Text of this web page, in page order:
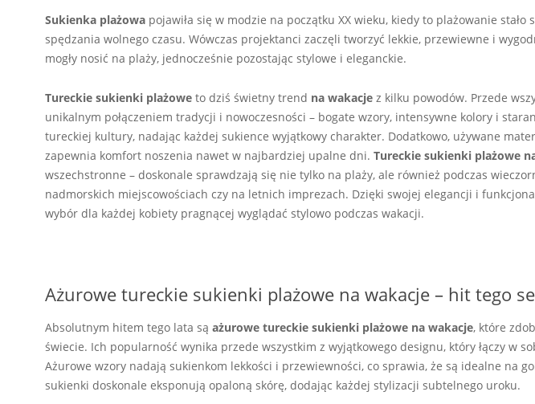
Sukienka plażowa pojawiła się w modzie na początku XX wieku, kiedy to plażowanie
spędzania wolnego czasu. Wówczas projektanci zaczęli tworzyć lekkie, przewiewne i
mogły nosić na plaży, jednocześnie pozostając stylowe i eleganckie.
Tureckie sukienki plażowe to dziś świetny trend na wakacje z kilku powodów. Przede
unikalnym połączeniem tradycji i nowoczesności – bogate wzory, intensywne kolory i
tureckiej kultury, nadając każdej sukience wyjątkowy charakter. Dodatkowo, używane
zapewnia komfort noszenia nawet w najbardziej upalne dni. Tureckie sukienki plażowe
wszechstronne – doskonale sprawdzają się nie tylko na plaży, ale również podczas
nadmorskich miejscowościach czy na letnich imprezach. Dzięki swojej elegancji i
wybór dla każdej kobiety pragnącej wyglądać stylowo podczas wakacji.
Ażurowe tureckie sukienki plażowe na wakacje – hit tego
Absolutnym hitem tego lata są ażurowe tureckie sukienki plażowe na wakacje, które
świecie. Ich popularność wynika przede wszystkim z wyjątkowego designu, który łączy w
Ażurowe wzory nadają sukienkom lekkości i przewiewności, co sprawia, że są idealne na
sukienki doskonale eksponują opaloną skórę, dodając każdej stylizacji subtelnego uroku.